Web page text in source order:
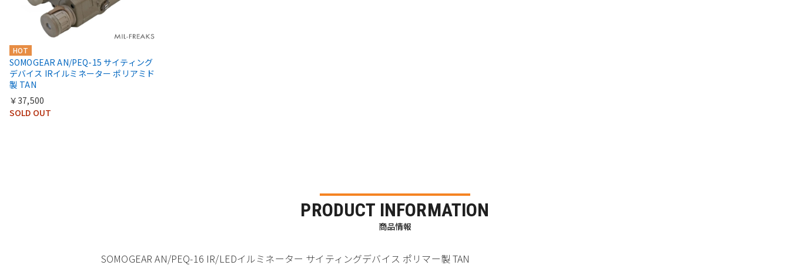
HOT
SOMOGEAR AN/PEQ-15 サイティング
デバイス IRイルミネーター ポリアミド
製 TAN
￥37,500
SOLD OUT
PRODUCT INFORMATION
商品情報
SOMOGEAR AN/PEQ-16 IR/LEDイルミネーター サイティングデバイス ポリマー製 TAN